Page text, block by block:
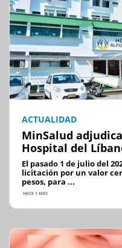
ACTUALIDAD
MinSalud
Hospital del
El pasado 1 de julio del
licitación por un valor
pesos, para ...
HACE 1 MES